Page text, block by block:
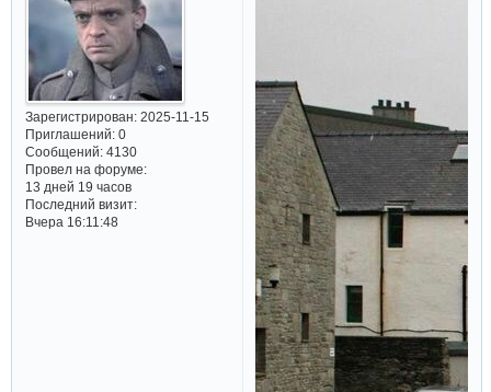
Зарегистрирован: 2025-11-15
Приглашений:0
Сообщений:4130
Провел на форуме:
13 дней 19 часов
Последний визит:
Вчера 16:11:48